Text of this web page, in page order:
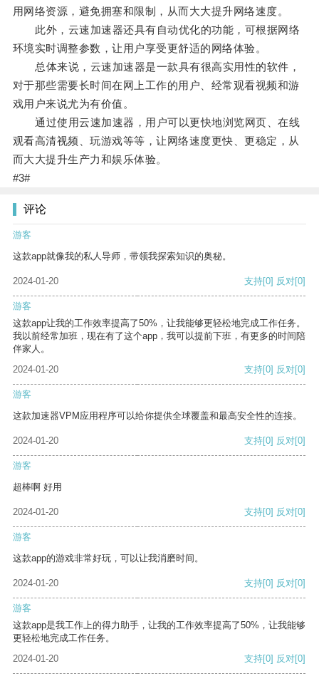
用网络资源，避免拥塞和限制，从而大大提升网络速度。
此外，云速加速器还具有自动优化的功能，可根据网络
环境实时调整参数，让用户享受更舒适的网络体验。
总体来说，云速加速器是一款具有很高实用性的软件，
对于那些需要长时间在网上工作的用户、经常观看视频和游
戏用户来说尤为有价值。
通过使用云速加速器，用户可以更快地浏览网页、在线
观看高清视频、玩游戏等等，让网络速度更快、更稳定，从
而大大提升生产力和娱乐体验。
#3#
评论
游客
这款app就像我的私人导师，带领我探索知识的奥秘。
2024-01-20 支持[0] 反对[0]
游客
这款app让我的工作效率提高了50%，让我能够更轻松地完成工作任务。
我以前经常加班，现在有了这个app，我可以提前下班，有更多的时间陪
伴家人。
2024-01-20
支持[0] 反对[0]
游客
这款加速器VPM应用程序可以给你提供全球覆盖和最高安全性的连接。
2024-01-20 支持[0] 反对[0]
游客
超棒啊 好用
2024-01-20 支持[0] 反对[0]
游客
这款app的游戏非常好玩，可以让我消磨时间。
2024-01-20 支持[0] 反对[0]
游客
这款app是我工作上的得力助手，让我的工作效率提高了50%，让我能够
更轻松地完成工作任务。
2024-01-20
支持[0] 反对[0]